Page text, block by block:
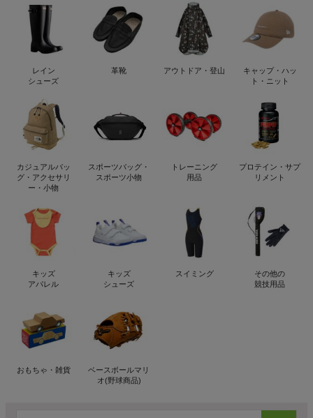
レイン
シューズ
革靴 アウトドア・登山
キャップ・ハッ
ト・ニット
カジュアルバッ
グ・アクセサリ
ー・小物
スポーツバッグ・
スポーツ小物
トレーニング
用品
プロテイン・サプ
リメント
キッズ
アパレル
キッズ
シューズ
スイミング
その他の
競技用品
おもちゃ・雑貨
ベースボールマリ
オ(野球商品)